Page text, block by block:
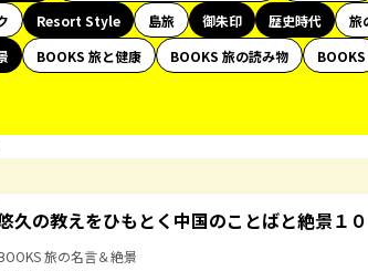
Resort Style 島旅 御朱印 歴史時代 旅
BOOKS 旅と健康 BOOKS 旅の読み物 BOOKS
久の教えをひもとく中国のことばと絶景１
旅の名言＆絶景